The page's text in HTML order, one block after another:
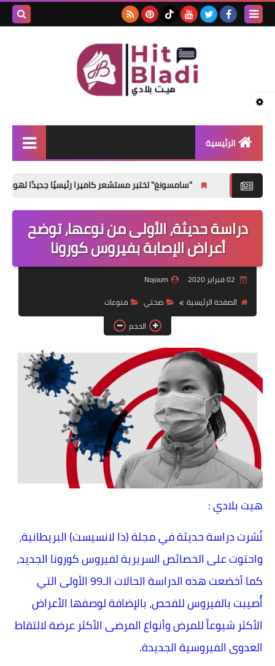
الرئيسية
صحتي
منوعات
صور
فيديوهات
رياضة
تكنولوجيا
"سامسونغ" تختبر مستشعر كاميرا رئيسيًا جديدًا لهواتف Galaxy S27 القياسية
دراسة حديثة، الأولى من نوعها، توضح
أعراض الإصابة بفيروس كورونا
Nojoum
الصفحة الرئيسية
صحتي
منوعات
الحجم
هيت بلادي :
نُشرت دراسة حديثة في مجلة (ذا لانسيست) البريطانية،
واحتوت على الخصائص السريرية لفيروس كورونا الجديد،
كما أخضعت هذه الدراسة الحالات الـ99 الأولى التي
أُصيبت بالفيروس للفحص، بالإضافة لوصفها الأعراض
الأكثر شيوعاً للمرض وأنواع المرضى الأكثر عرضة لالتقاط
العدوى الفيروسية الجديدة.